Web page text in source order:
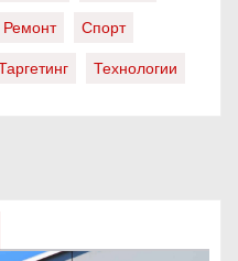
Ремонт
Спорт
Технологии